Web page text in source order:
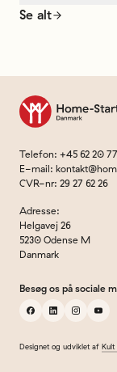
Se alt
Til forsiden
Telefon: +45 62 20
E-mail:
CVR-nr: 29 27 62 26
Adresse:
Helgavej 26
5230 Odense M
Danmark
Besøg os på sociale
facebooklinkedininstagram
Designet og udviklet af Kult